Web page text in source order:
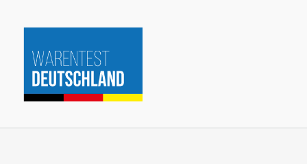
Inhalt
springen